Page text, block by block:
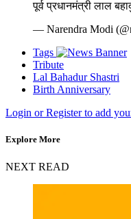
पूर्व प्रधानमंत्री लाल
— Narendra Modi
Tags
Tribute
Lal Bahadur Shastri
Birth Anniversary
Login or Register to add
Explore More
NEXT READ